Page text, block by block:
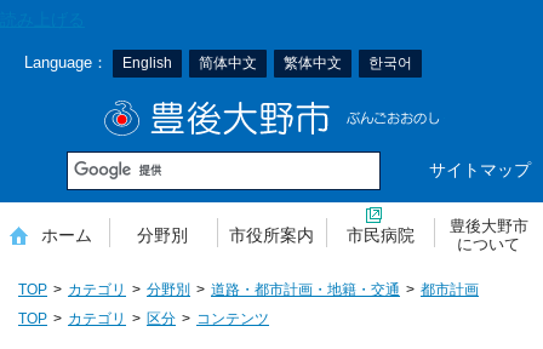
Language： English 简体中文 繁体中文 한국어
サイトマップ
ホーム 分野別 市役所案内 市民病院
豊後大野市
について
TOP カテゴリ 分野別 道路・都市計画・地籍・交通
都市計画
TOP
カテゴリ 区分 コンテンツ